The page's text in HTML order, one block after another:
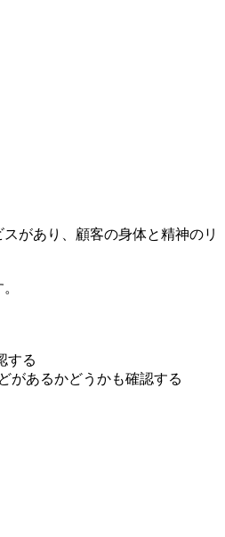
があり、顧客の身体と精神のリ
する
があるかどうかも確認する